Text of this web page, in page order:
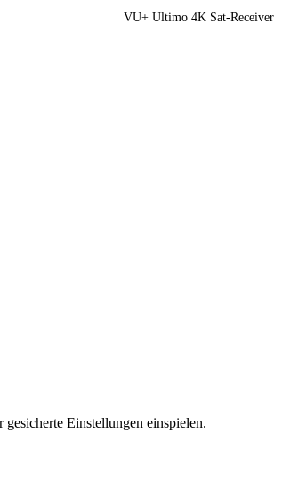
VU+ Ultimo 4K Sat-Receiver
Einstellungen einspielen.